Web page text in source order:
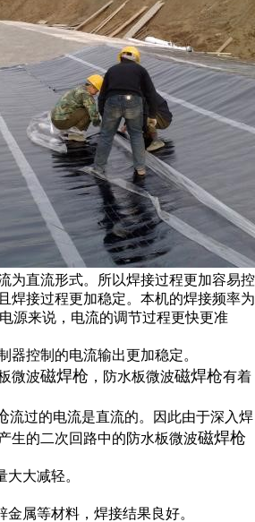
为直流形式。所以焊接过程更加容易控
焊接过程更加稳定。本机的焊接频率为
源来说，电流的调节过程更快更准
器控制的电流输出更加稳定。
微波磁焊枪 ，防水板微波磁焊枪有着
流过的电流是直流的。因此由于深入焊
生的二次回路中的防水板微波磁焊枪
大大减轻。
金属等材料，焊接结果良好。